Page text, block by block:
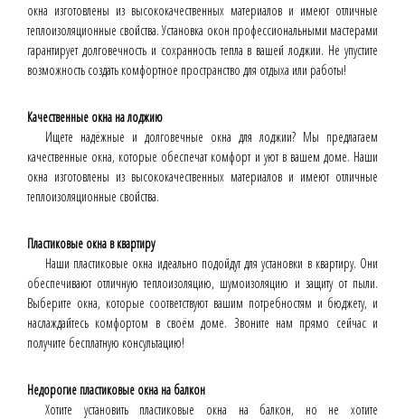
окна изготовлены из высококачественных материалов и имеют отличные
теплоизоляционные свойства. Установка окон профессиональными мастерами
гарантирует долговечность и сохранность тепла в вашей лоджии. Не упустите
возможность создать комфортное пространство для отдыха или работы!
Качественные окна на лоджию
Ищете надёжные и долговечные окна для лоджии? Мы предлагаем
качественные окна, которые обеспечат комфорт и уют в вашем доме. Наши
окна изготовлены из высококачественных материалов и имеют отличные
теплоизоляционные свойства.
Пластиковые окна в квартиру
Наши пластиковые окна идеально подойдут для установки в квартиру. Они
обеспечивают отличную теплоизоляцию, шумоизоляцию и защиту от пыли.
Выберите окна, которые соответствуют вашим потребностям и бюджету, и
наслаждайтесь комфортом в своём доме. Звоните нам прямо сейчас и
получите бесплатную консультацию!
Недорогие пластиковые окна на балкон
Хотите установить пластиковые окна на балкон, но не хотите